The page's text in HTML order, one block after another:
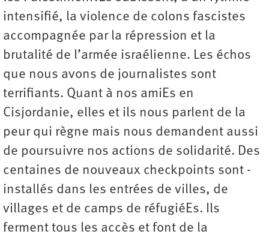
intensifié, la violence de colons fascistes
accompagnée par la répression et la
brutalité de l’armée israélienne. Les échos
que nous avons de journalistes sont
terrifiants. Quant à nos amiEs en
Cisjordanie, elles et ils nous parlent de la
peur qui règne mais nous demandent aussi
de poursuivre nos actions de solidarité. Des
centaines de nouveaux checkpoints sont ­
installés dans les entrées de villes, de
villages et de camps de réfugiéEs. Ils
ferment tous les accès et font de la